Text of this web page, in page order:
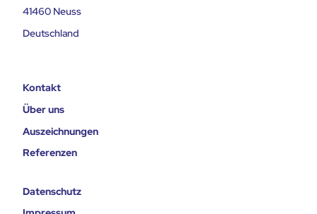
41460 Neuss
Deutschland
Kontakt
Über uns
Auszeichnungen
Referenzen
Datenschutz